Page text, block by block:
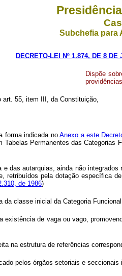
Subchefia para
DECRETO-LEI Nº 1.874, DE 8 DE
Dispõe
art. 55, item III, da Constituição,
forma indicada noAnexo a este
Permanentes das
das autarquias, ainda não
retribuídos pela dotação
de 1986)
classe inicial da Categoria
de vaga ou vago,
na estrutura de referências
pelos órgãos setoriais e